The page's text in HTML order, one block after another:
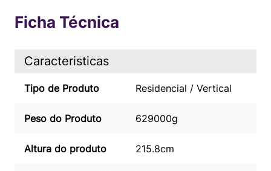
Ficha Técnica
Caracteristicas
Tipo de Produto Residencial / Vertical
Peso do Produto 629000g
Altura do produto 215.8cm